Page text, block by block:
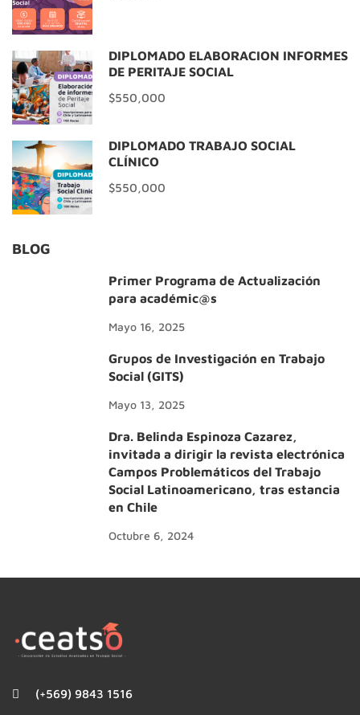
DIPLOMADO ELABORACIÓN INFORMES
DE PERITAJE SOCIAL
$550,000
DIPLOMADO TRABAJO SOCIAL
CLÍNICO
$550,000
BLOG
Primer Programa de Actualización
para académic@s
Mayo 16, 2025
Grupos de Investigación en Trabajo
Social (GITS)
Mayo 13, 2025
Dra. Belinda Espinoza Cazarez,
invitada a dirigir la revista electrónica
Campos Problemáticos del Trabajo
Social Latinoamericano, tras estancia
en Chile
Octubre 6, 2024
(+569) 9843 1516